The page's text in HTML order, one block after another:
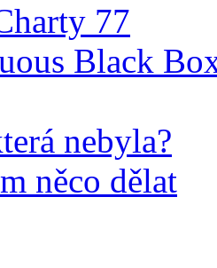
77
Black
nebyla?
něco dělat